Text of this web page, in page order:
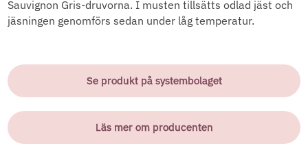
Sauvignon Gris-druvorna. I musten tillsätts odlad jäst och
jäsningen genomförs sedan under låg temperatur.
Se produkt på systembolaget
Läs mer om producenten